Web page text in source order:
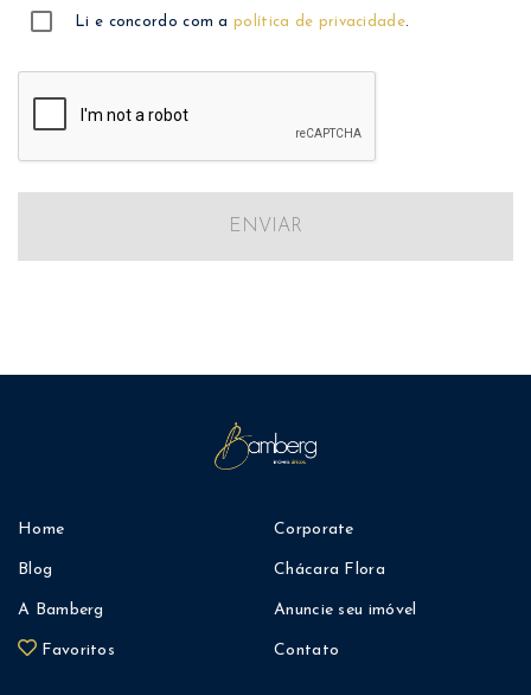
Li e concordo com apolítica de privacidade.
ENVIAR
Home
Blog
A Bamberg
Favoritos
Corporate
Chácara Flora
Anuncie seu imóvel
Contato